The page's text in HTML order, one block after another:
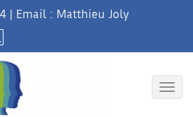
| Email : Matthieu Joly